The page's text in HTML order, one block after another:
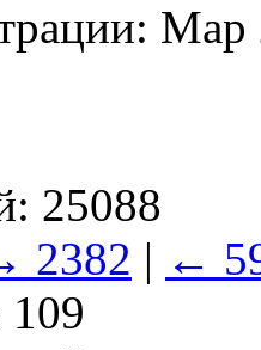
Мар
25088
2382 | ←
109